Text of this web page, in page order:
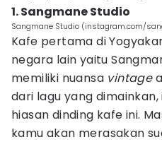
1. Sangmane Studio
Sangmane Studio (instagram.com/
Kafe pertama di
negara lain yaitu
memiliki nuansa vintage
dari lagu yang
hiasan dinding kafe ini.
kamu akan merasakan